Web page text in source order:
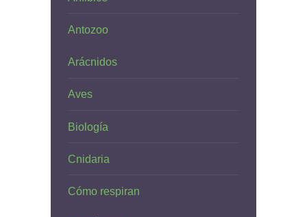
Antozoo
Arácnidos
Aves
Biología
Cnidaria
Cómo respiran